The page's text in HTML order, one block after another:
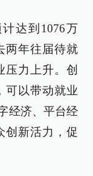
达到1076万
两年往届待就
压力上升。创
可以带动就业
经济、平台经
创新活力，促